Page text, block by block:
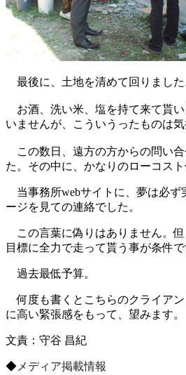
最後に、土地を清めて回りました
お酒、洗い米、塩を持て来て貰
いませんが、こういうったものは気
この数日、遠方の方からの問い
た。その中に、かなりのローコスト
当事務所webサイトに、夢は必ず
ージを見ての連絡でした。
この言葉に偽りはありません。
目標に全力で走って貰う事が条件で
過去最低予算。
何度も書くとこちらのクライア
に高い緊張感をもって、望みます
文責：守谷 昌紀
◆ メディア掲載情報